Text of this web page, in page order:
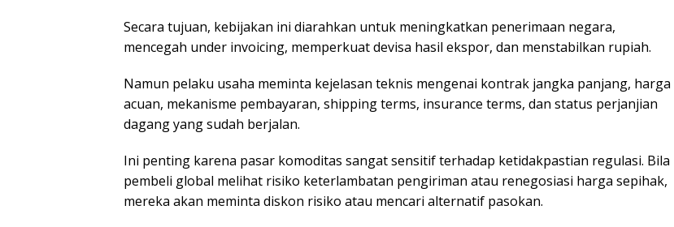
Secara tujuan, kebijakan ini diarahkan untuk meningkatkan penerimaan negara,
mencegah under invoicing, memperkuat devisa hasil ekspor, dan menstabilkan rupiah.
Namun pelaku usaha meminta kejelasan teknis mengenai kontrak jangka panjang, harga
acuan, mekanisme pembayaran, shipping terms, insurance terms, dan status perjanjian
dagang yang sudah berjalan.
Ini penting karena pasar komoditas sangat sensitif terhadap ketidakpastian regulasi. Bila
pembeli global melihat risiko keterlambatan pengiriman atau renegosiasi harga sepihak,
mereka akan meminta diskon risiko atau mencari alternatif pasokan.